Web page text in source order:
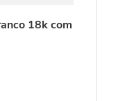
18k com